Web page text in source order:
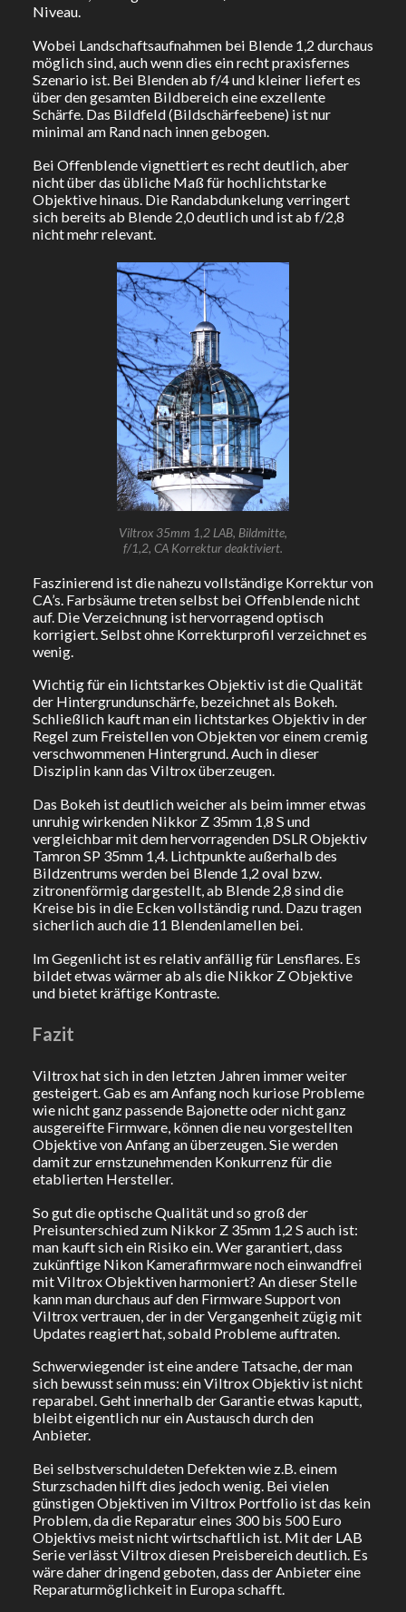
Niveau.
Wobei Landschaftsaufnahmen bei Blende 1,2 durchaus
möglich sind, auch wenn dies ein recht praxisfernes
Szenario ist. Bei Blenden ab f/4 und kleiner liefert es
über den gesamten Bildbereich eine exzellente
Schärfe. Das Bildfeld (Bildschärfeebene) ist nur
minimal am Rand nach innen gebogen.
Bei Offenblende vignettiert es recht deutlich, aber
nicht über das übliche Maß für hochlichtstarke
Objektive hinaus. Die Randabdunkelung verringert
sich bereits ab Blende 2,0 deutlich und ist ab f/2,8
nicht mehr relevant.
Viltrox 35mm 1,2 LAB, Bildmitte,
f/1,2, CA Korrektur deaktiviert.
Faszinierend ist die nahezu vollständige Korrektur von
CA’s. Farbsäume treten selbst bei Offenblende nicht
auf. Die Verzeichnung ist hervorragend optisch
korrigiert. Selbst ohne Korrekturprofil verzeichnet es
wenig.
Wichtig für ein lichtstarkes Objektiv ist die Qualität
der Hintergrundunschärfe, bezeichnet als Bokeh.
Schließlich kauft man ein lichtstarkes Objektiv in der
Regel zum Freistellen von Objekten vor einem cremig
verschwommenen Hintergrund. Auch in dieser
Disziplin kann das Viltrox überzeugen.
Das Bokeh ist deutlich weicher als beim immer etwas
unruhig wirkenden Nikkor Z 35mm 1,8 S und
vergleichbar mit dem hervorragenden DSLR Objektiv
Tamron SP 35mm 1,4. Lichtpunkte außerhalb des
Bildzentrums werden bei Blende 1,2 oval bzw.
zitronenförmig dargestellt, ab Blende 2,8 sind die
Kreise bis in die Ecken vollständig rund. Dazu tragen
sicherlich auch die 11 Blendenlamellen bei.
Im Gegenlicht ist es relativ anfällig für Lensflares. Es
bildet etwas wärmer ab als die Nikkor Z Objektive
und bietet kräftige Kontraste.
Fazit
Viltrox hat sich in den letzten Jahren immer weiter
gesteigert. Gab es am Anfang noch kuriose Probleme
wie nicht ganz passende Bajonette oder nicht ganz
ausgereifte Firmware, können die neu vorgestellten
Objektive von Anfang an überzeugen. Sie werden
damit zur ernstzunehmenden Konkurrenz für die
etablierten Hersteller.
So gut die optische Qualität und so groß der
Preisunterschied zum Nikkor Z 35mm 1,2 S auch ist:
man kauft sich ein Risiko ein. Wer garantiert, dass
zukünftige Nikon Kamerafirmware noch einwandfrei
mit Viltrox Objektiven harmoniert? An dieser Stelle
kann man durchaus auf den Firmware Support von
Viltrox vertrauen, der in der Vergangenheit zügig mit
Updates reagiert hat, sobald Probleme auftraten.
Schwerwiegender ist eine andere Tatsache, der man
sich bewusst sein muss: ein Viltrox Objektiv ist nicht
reparabel. Geht innerhalb der Garantie etwas kaputt,
bleibt eigentlich nur ein Austausch durch den
Anbieter.
Bei selbstverschuldeten Defekten wie z.B. einem
Sturzschaden hilft dies jedoch wenig. Bei vielen
günstigen Objektiven im Viltrox Portfolio ist das kein
Problem, da die Reparatur eines 300 bis 500 Euro
Objektivs meist nicht wirtschaftlich ist. Mit der LAB
Serie verlässt Viltrox diesen Preisbereich deutlich. Es
wäre daher dringend geboten, dass der Anbieter eine
Reparaturmöglichkeit in Europa schafft.